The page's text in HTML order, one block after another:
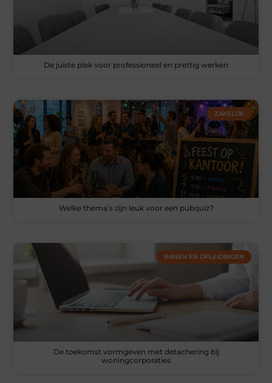
De juiste plek voor professioneel en prettig werken
ZAKELIJK
Welke thema’s zijn leuk voor een pubquiz?
BANEN EN OPLEIDINGEN
De toekomst vormgeven met detachering bij
woningcorporaties